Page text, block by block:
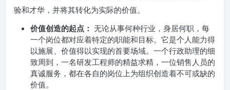
验和才华，并将其转化为实际的价值。
价值创造的起点： 无论从事何种行业，身居何职，每
一个岗位都对应着特定的职能和目标。它是个人能力得
以施展、价值得以实现的首要场域。一个行政助理的细
致周到，一名研发工程师的精益求精，一位销售人员的
真诚服务，都在各自的岗位上为组织创造着不可或缺的
价值。